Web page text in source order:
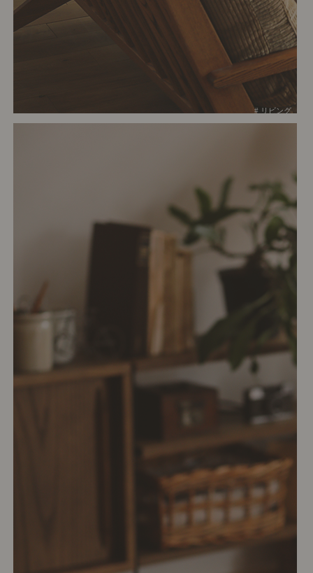
# リビング